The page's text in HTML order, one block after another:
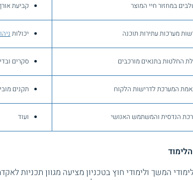
במחזור חיי המוצר קביעת
מערכות עתירות תוכנה יכולות
החלטות בתנאים מורכבים סקרים
המערכת לדרישות הלקוח תקנים
הנדסית והמשתמש האנושי ועוד
המשך ולימודי חוץ בטכניון מציעה מגוון תכניות